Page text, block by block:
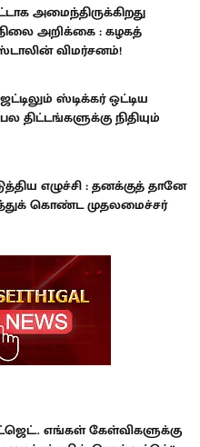
அமைந்திருக்கிறது
அறிக்கை : கழகத்
விமர்சனம்!
ஸ்டிக்கர் ஒட்டிய
திட்டங்களுக்கு நிதியும்
எழுச்சி : தனக்குத் தானே
கொண்ட முதலமைச்சர்
எங்கள் கேள்விகளுக்கு